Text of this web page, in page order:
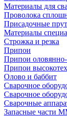
Материалы для
Проволока
Присадочные
Материалы
Строжка и резка
Припои
Припои
Припои
Олово и баббит
Сварочное
Сварочное
Сварочные
Запасные части